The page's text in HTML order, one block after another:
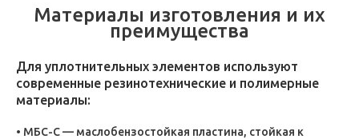
Материалы изготовления и их
преимущества
Для уплотнительных элементов используют
современные резинотехнические и полимерные
материалы:
МБС-С — маслобензостойкая пластина, стойкая к